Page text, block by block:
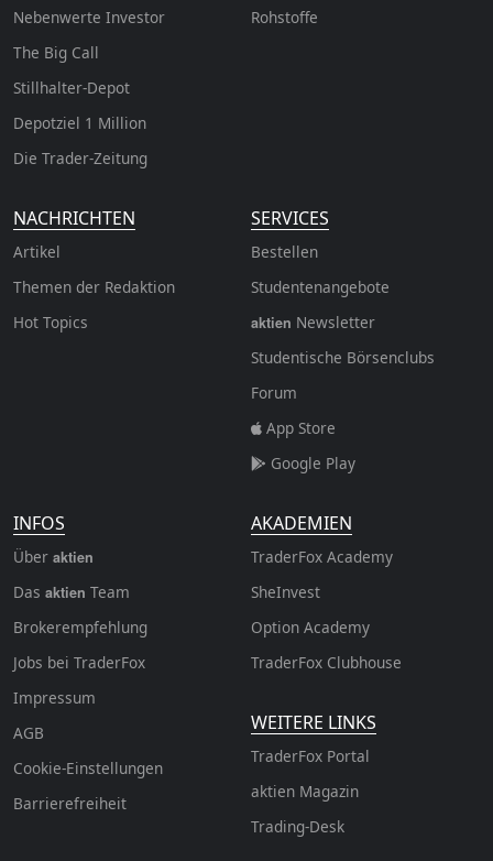
Nebenwerte Investor
The Big Call
Stillhalter-Depot
Depotziel 1 Million
Die Trader-Zeitung
Rohstoffe
NACHRICHTEN
Artikel
Themen der Redaktion
Hot Topics
SERVICES
Bestellen
Studentenangebote
aktien Newsletter
Studentische Börsenclubs
Forum
App Store
Google Play
INFOS
Über aktien
Das aktien Team
Brokerempfehlung
Jobs bei TraderFox
Impressum
AGB
Cookie-Einstellungen
Barrierefreiheit
AKADEMIEN
TraderFox Academy
SheInvest
Option Academy
TraderFox Clubhouse
WEITERE LINKS
TraderFox Portal
aktien Magazin
Trading-Desk